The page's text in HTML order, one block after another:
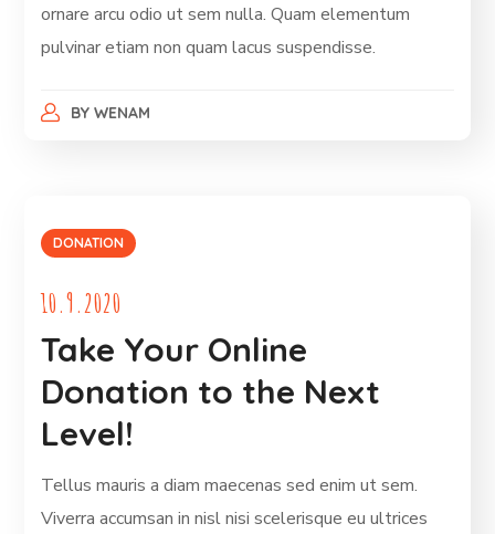
ornare arcu odio ut sem nulla. Quam elementum
pulvinar etiam non quam lacus suspendisse.
BY WENAM
DONATION
10.9.2020
Take Your Online
Donation to the Next
Level!
Tellus mauris a diam maecenas sed enim ut sem.
Viverra accumsan in nisl nisi scelerisque eu ultrices